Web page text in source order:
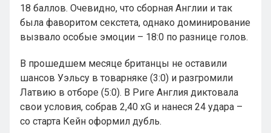
18 баллов. Очевидно, что сборная Англии и так
была фаворитом секстета, однако доминирование
вызвало особые эмоции – 18:0 по разнице голов.
В прошедшем месяце британцы не оставили
шансов Уэльсу в товарняке (3:0) и разгромили
Латвию в отборе (5:0). В Риге Англия диктовала
свои условия, собрав 2,40 xG и нанеся 24 удара –
со старта Кейн оформил дубль.